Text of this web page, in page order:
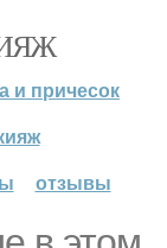
и причесок
отзывы